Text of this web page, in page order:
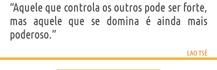
“Aquele que controla os outros pode ser forte,
mas aquele que se domina é ainda mais
poderoso.”
LAO TSÉ